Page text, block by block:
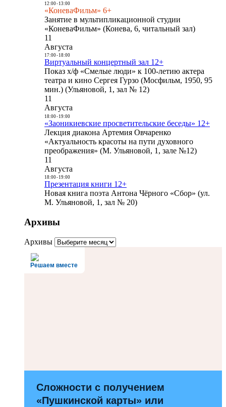
12:00- 13:00
«КоневаФильм» 6+
Занятие в мультипликационной студии
«КоневаФильм» (Конева, 6, читальный зал)
11
Августа
17:00- 18:00
Виртуальный концертный зал 12+
Показ х/ф «Смелые люди» к 100-летию актера
театра и кино Сергея Гурзо (Мосфильм, 1950, 95
мин.) (Ульяновой, 1, зал № 12)
11
Августа
18:00- 19:00
«Заоникиевские просветительские беседы» 12+
Лекция диакона Артемия Овчаренко
«Актуальность красоты на пути духовного
преображения» (М. Ульяновой, 1, зале №12)
11
Августа
18:00- 19:00
Презентация книги 12+
Новая книга поэта Антона Чёрного «Сбор» (ул.
М. Ульяновой, 1, зал № 20)
Архивы
Архивы
Решаем вместе
Сложности с получением
«Пушкинской карты» или